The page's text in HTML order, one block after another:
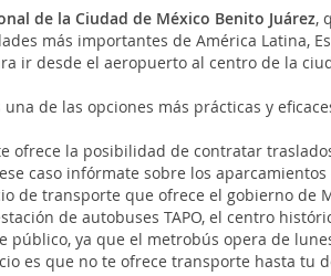
de la Ciudad de México Benito Juárez,
más importantes de América Latina,
ir desde el aeropuerto al centro de la
una de las opciones más prácticas y
ofrece la posibilidad de contratar
caso infórmate sobre los
de transporte que ofrece el gobierno de
de autobuses TAPO, el centro
público, ya que el metrobús opera de
es que no te ofrece transporte hasta